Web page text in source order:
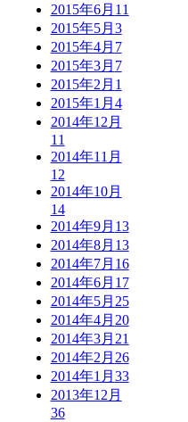
2015年6月 11
2015年5月 3
2015年4月 7
2015年3月 7
2015年2月 1
2015年1月 4
2014年12月
11
2014年11月
12
2014年10月
14
2014年9月 13
2014年8月 13
2014年7月 16
2014年6月 17
2014年5月 25
2014年4月 20
2014年3月 21
2014年2月 26
2014年1月 33
2013年12月
36